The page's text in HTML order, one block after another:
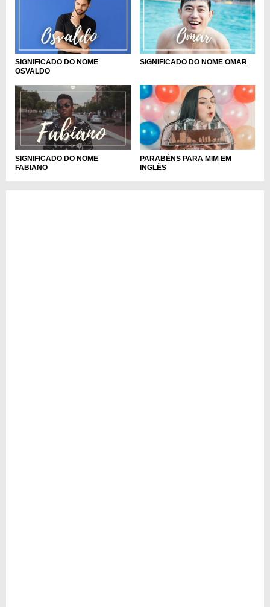
SIGNIFICADO DO NOME
OSVALDO
SIGNIFICADO DO NOME OMAR
SIGNIFICADO DO NOME
FABIANO
PARABÉNS PARA MIM EM
INGLÊS